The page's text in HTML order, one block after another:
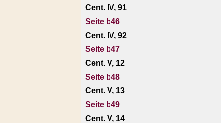
Cent. IV, 91
Seite b46
Cent. IV, 92
Seite b47
Cent. V, 12
Seite b48
Cent. V, 13
Seite b49
Cent. V, 14